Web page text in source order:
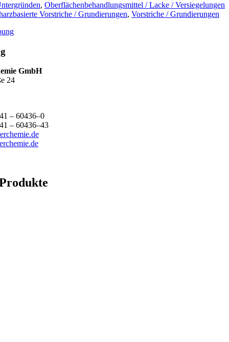
, Oberflächenbehandlungsmittel / Lacke / Versiegelungen
Vorstriche / Grundierungen, Vorstriche / Grundierungen
GmbH
24
– 60436–0
– 60436–43